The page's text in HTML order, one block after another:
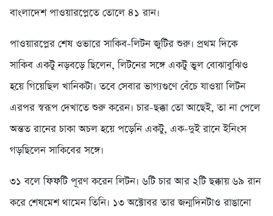
বাংলাদেশ পাওয়ারপ্লেতে তোলে ৪১ রান।
পাওয়ারপ্লের শেষ ওভারে সাকিব-লিটন জুটির শুরু। প্রথম দিকে
সাকিব একটু নড়বড়ে ছিলেন, লিটনের সঙ্গে একটু ভুল বোঝাবুঝিও
হয়ে গিয়েছিল খানিকটা। তবে সেবার ভাগ্যগুণে বেঁচে যাওয়া লিটন
এরপর স্বরূপ দেখাতে শুরু করেন। চার-ছক্কা তো আছেই, তা না পেলে
অন্তত রানের চাকা অচল হয়ে পড়েনি একটু, এক-দুই রানে ইনিংস
গড়ছিলেন সাকিবের সঙ্গে।
৩১ বলে ফিফটি পূরণ করেন লিটন। ৬টি চার আর ২টি ছক্কায় ৬৯ রান
করে শেষমেশ থামেন তিনি। ১৩ অক্টোবর তার জন্মদিনটাও রাঙানো